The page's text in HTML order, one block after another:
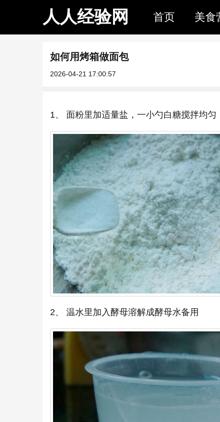
人人经验网 首页 美食
如何用烤箱做面包
2026-04-21 17:00:57
1、 面粉里加适量盐，一小勺白糖搅拌均匀
2、 温水里加入酵母溶解成酵母水备用